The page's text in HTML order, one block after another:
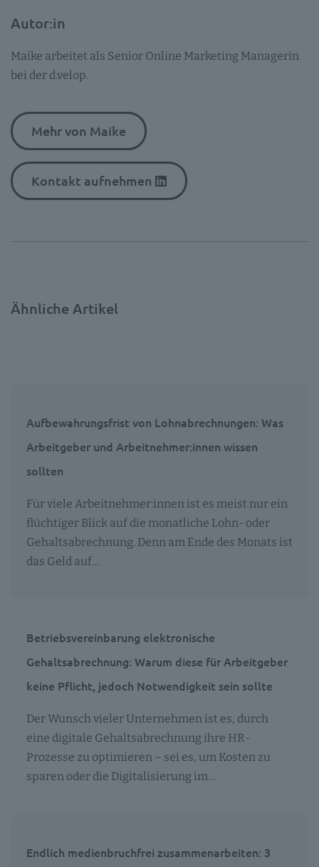
Autor:in
Maike arbeitet als Senior Online Marketing Managerin
bei der d.velop.
Mehr von Maike
Kontakt aufnehmen
Ähnliche Artikel
Aufbewahrungsfrist von Lohnabrechnungen: Was
Arbeitgeber und Arbeitnehmer:innen wissen
sollten
Für viele Arbeitnehmer:innen ist es meist nur ein
flüchtiger Blick auf die monatliche Lohn- oder
Gehaltsabrechnung. Denn am Ende des Monats ist
das Geld auf…
Betriebsvereinbarung elektronische
Gehaltsabrechnung: Warum diese für Arbeitgeber
keine Pflicht, jedoch Notwendigkeit sein sollte
Der Wunsch vieler Unternehmen ist es, durch
eine digitale Gehaltsabrechnung ihre HR-
Prozesse zu optimieren – sei es, um Kosten zu
sparen oder die Digitalisierung im…
Endlich medienbruchfrei zusammenarbeiten: 3